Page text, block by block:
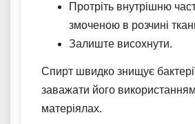
Протріть внутрішню
змоченою в розчині
Залиште висохнути.
Спирт швидко знищує
заважати його
матеріялах.